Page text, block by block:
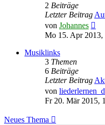
2 Beiträge
Letzter Beitrag
von Johannes
Mo 15. Apr 2013,
Musiklinks
3 Themen
6 Beiträge
Letzter Beitrag
von
Fr 20. Mär 2015,
Neues Thema